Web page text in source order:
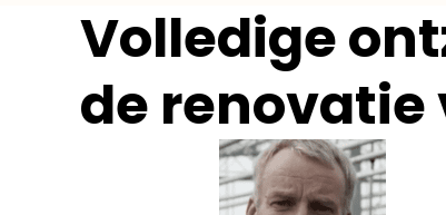
Volledige
de